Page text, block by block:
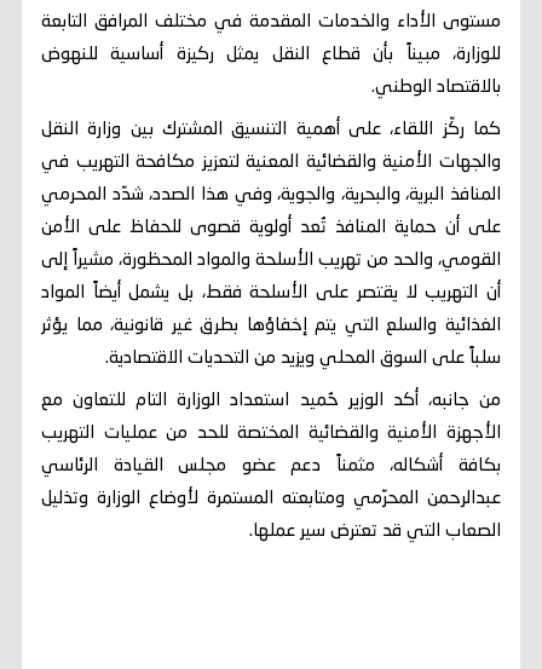
مستوى الأداء والخدمات المقدمة في مختلف المرافق التابعة
للوزارة، مبيناً بأن قطاع النقل يمثل ركيزة أساسية للنهوض
بالاقتصاد الوطني.
كما ركّز اللقاء، على أهمية التنسيق المشترك بين وزارة النقل
والجهات الأمنية والقضائية المعنية لتعزيز مكافحة التهريب في
المنافذ البرية، والبحرية، والجوية، وفي هذا الصدد، شدّد المحرمي
على أن حماية المنافذ تُعد أولوية قصوى للحفاظ على الأمن
القومي، والحد من تهريب الأسلحة والمواد المحظورة، مشيراً إلى
أن التهريب لا يقتصر على الأسلحة فقط، بل يشمل أيضاً المواد
الغذائية والسلع التي يتم إخفاؤها بطرق غير قانونية، مما يؤثر
سلباً على السوق المحلي ويزيد من التحديات الاقتصادية.
من جانبه، أكد الوزير حُميد استعداد الوزارة التام للتعاون مع
الأجهزة الأمنية والقضائية المختصة للحد من عمليات التهريب
بكافة أشكاله، مثمناً دعم عضو مجلس القيادة الرئاسي
عبدالرحمن المحرّمي ومتابعته المستمرة لأوضاع الوزارة وتذليل
الصعاب التي قد تعترض سير عملها.